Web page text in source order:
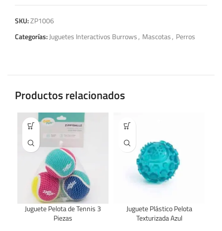
SKU:ZP1006
Categorías:Juguetes Interactivos Burrows, Mascotas, Perros
Productos relacionados
Juguete Pelota de Tennis 3
Piezas
Juguete Plástico Pelota
Texturizada Azul